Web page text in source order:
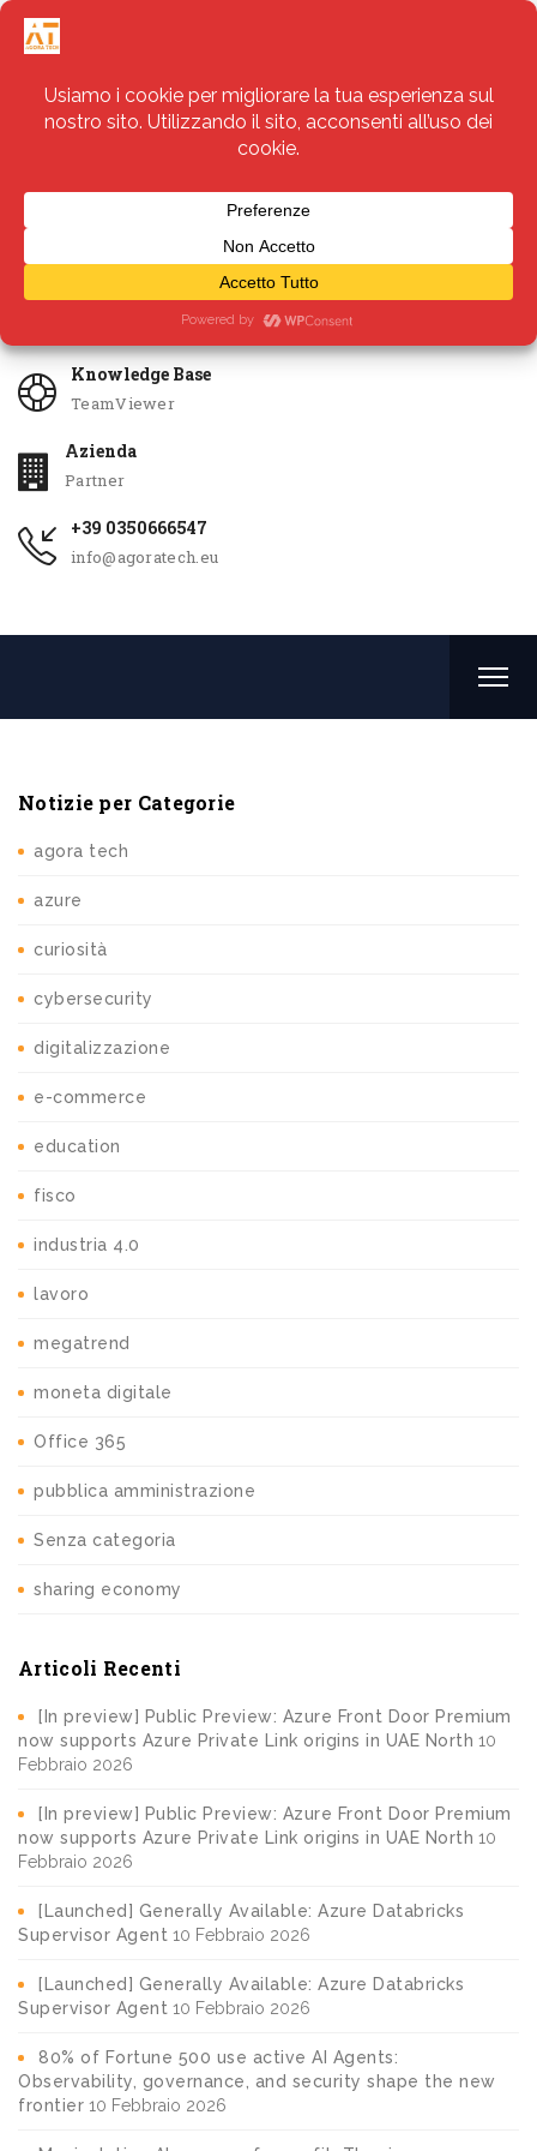
Servizi
Knowledge Base
TeamViewer
Azienda
Partner
+39 0350666547
info@agoratech.eu
Notizie per Categorie
agora tech
azure
curiosità
cybersecurity
digitalizzazione
e-commerce
education
fisco
industria 4.0
lavoro
megatrend
moneta digitale
Office 365
pubblica amministrazione
Senza categoria
sharing economy
Articoli Recenti
[In preview] Public Preview: Azure Front Door Premium
now supports Azure Private Link origins in UAE North 10
Febbraio 2026
[In preview] Public Preview: Azure Front Door Premium
now supports Azure Private Link origins in UAE North 10
Febbraio 2026
[Launched] Generally Available: Azure Databricks
Supervisor Agent 10 Febbraio 2026
[Launched] Generally Available: Azure Databricks
Supervisor Agent 10 Febbraio 2026
80% of Fortune 500 use active AI Agents:
Observability, governance, and security shape the new
frontier 10 Febbraio 2026